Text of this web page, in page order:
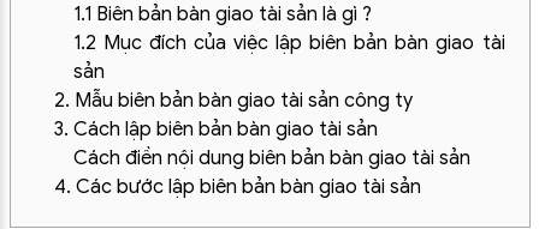
1.1 Biên bản bàn giao tài sản là gì ?
1.2 Mục đích của việc lập biên bản bàn giao tài
sản
2. Mẫu biên bản bàn giao tài sản công ty
3. Cách lập biên bản bàn giao tài sản
Cách điền nội dung biên bản bàn giao tài sản
4. Các bước lập biên bản bàn giao tài sản